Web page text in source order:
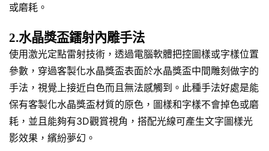
或磨耗。
2.水晶獎盃鐳射內雕手法
使用激光定點雷射技術，透過電腦軟體把控圖樣或字樣位置
參數，穿過客製化水晶獎盃表面於水晶獎盃中間雕刻做字的
手法，視覺上接近白色而且無法感觸到。此種手法好處是能
保有客製化水晶獎盃材質的原色，圖樣和字樣不會掉色或磨
耗，並且能夠有3D觀賞視角，搭配光線可產生文字圖樣光
影效果，繽紛夢幻。